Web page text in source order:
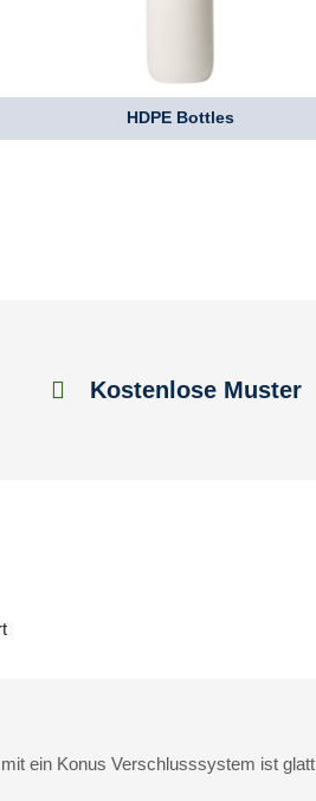
HDPE Bottles
Kostenlose Muster
ein Konus Verschlusssystem ist glatt